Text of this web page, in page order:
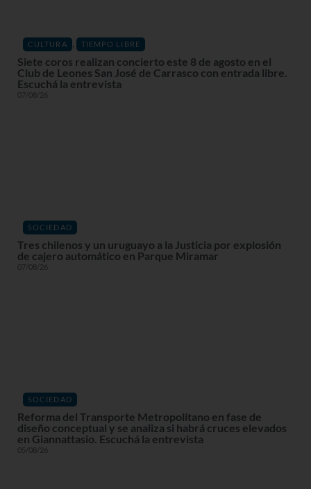
CULTURA , TIEMPO LIBRE
Siete coros realizan concierto este 8 de agosto en el
Club de Leones San José de Carrasco con entrada libre.
Escuchá la entrevista
07/08/26
SOCIEDAD
Tres chilenos y un uruguayo a la Justicia por explosión
de cajero automático en Parque Miramar
07/08/26
SOCIEDAD
Reforma del Transporte Metropolitano en fase de
diseño conceptual y se analiza si habrá cruces elevados
en Giannattasio. Escuchá la entrevista
05/08/26